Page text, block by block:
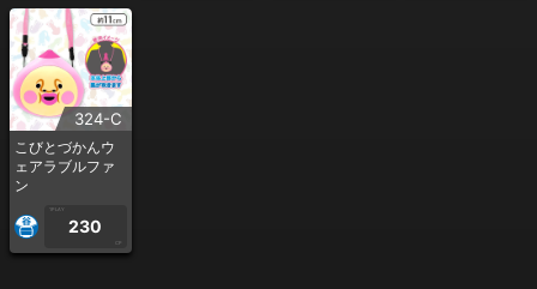
324-C
こびとづかんウ
ェアラブルファ
ン
1PLAY
230
CP